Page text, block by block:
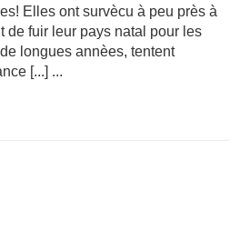
Elles ont survècu à peu près à
de fuir leur pays natal pour les
longues annèes, tentent
[...] ...